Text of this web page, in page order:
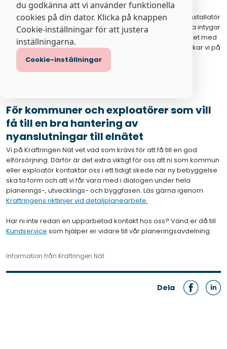
Senast 14 dagar innan tillkopplingsdagen behöver er elinstallatör
inkomma med en komplett färdiganmälan till oss. I denna intygar
elinstallatören att allt arbete på er tomt/fastighet, i enlighet med
mottaget installationsmedgivande, är klart. Därefter skickar vi på
Kraftringen Nät ut vår entreprenör för att koppla in och
spänningsätta er anslutning.
För kommuner och exploatörer som vill
få till en bra hantering av
nyanslutningar till elnätet
Vi på Kraftringen Nät vet vad som krävs för att få till en god
elförsörjning. Därför är det extra viktigt för oss att ni som kommun
eller exploatör kontaktar oss i ett tidigt skede när ny bebyggelse
ska ta form och att vi får vara med i dialogen under hela
planerings-, utvecklings- och byggfasen. Läs gärna igenom
Kraftringens riktlinjer vid detaljplanearbete.
Har ni inte redan en upparbetad kontakt hos oss? Vänd er då till
Kundservice som hjälper er vidare till vår planeringsavdelning.
Information från Kraftringen Nät
Dela
du godkänna att vi använder funktionella
cookies på din dator. Klicka på knappen
Cookie-inställningar för att justera
inställningarna.
Cookie-inställningar